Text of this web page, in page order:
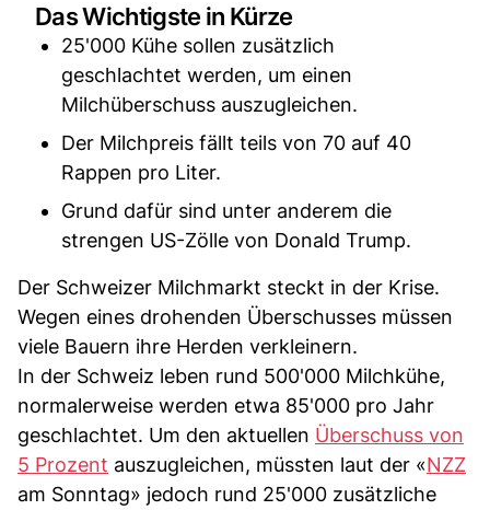
Das Wichtigste in Kürze
25'000 Kühe sollen zusätzlich
geschlachtet werden, um einen
Milchüberschuss auszugleichen.
Der Milchpreis fällt teils von 70 auf 40
Rappen pro Liter.
Grund dafür sind unter anderem die
strengen US-Zölle von Donald Trump.
Der Schweizer Milchmarkt steckt in der Krise.
Wegen eines drohenden Überschusses müssen
viele Bauern ihre Herden verkleinern.
In der Schweiz leben rund 500'000 Milchkühe,
normalerweise werden etwa 85'000 pro Jahr
geschlachtet. Um den aktuellen Überschuss von
5 Prozent auszugleichen, müssten laut der «NZZ
am Sonntag» jedoch rund 25'000 zusätzliche